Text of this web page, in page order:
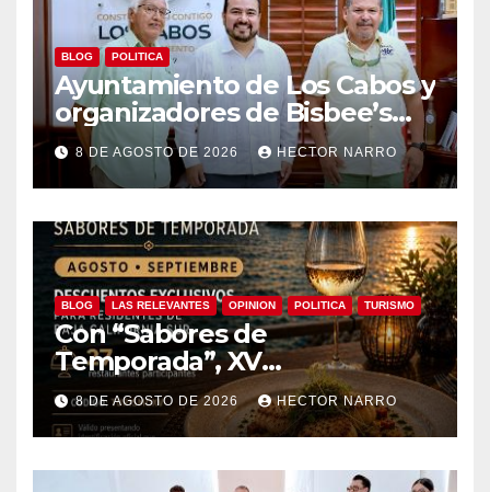
BLOG POLITICA
Ayuntamiento de Los Cabos y
organizadores de Bisbee’s
coordinan acciones para
edición 2026
8 DE AGOSTO DE 2026 HECTOR NARRO
BLOG LAS RELEVANTES OPINION POLITICA TURISMO
Con “Sabores de
Temporada”, XV
Ayuntamiento de Los Cabos y
Canirac impulsan consumo
local con beneficios para
residentes de BCS
8 DE AGOSTO DE 2026 HECTOR NARRO